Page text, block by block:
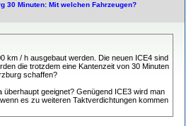
30 Minuten: Mit welchen Fahrzeugen?
km / h ausgebaut werden. Die neuen ICE4 sind
die trotzdem eine Kantenzeit von 30 Minuten
schaffen?
überhaupt geeignet? Genügend ICE3 wird man
es zu weiteren Taktverdichtungen kommen